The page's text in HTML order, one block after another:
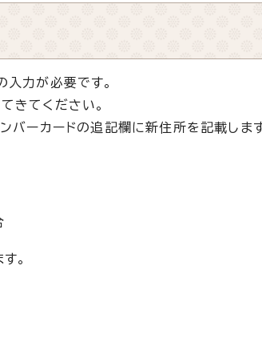
力が必要です。
きてください。
バーカードの追記欄に新住所を記載します
。